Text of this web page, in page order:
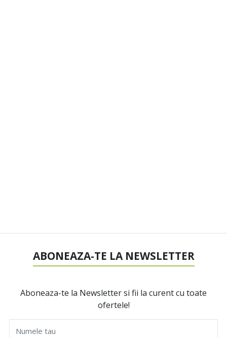
ABONEAZA-TE LA NEWSLETTER
Aboneaza-te la Newsletter si fii la curent cu toate
ofertele!
Numele tau